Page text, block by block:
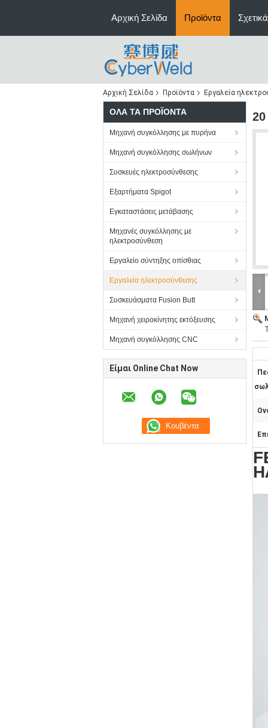
Αρχική Σελίδα Προϊόντα
Αρχική Σελίδα Προϊόντα Εργαλεία
ΌΛΑ ΤΑ ΠΡΟΪΌΝΤΑ
Μηχανή συγκόλλησης με πυρήνα
Μηχανή συγκόλλησης σωλήνων
Συσκευές ηλεκτροσύνθεσης
Εξαρτήματα Spigot
Εγκαταστάσεις μετάβασης
Μηχανές συγκόλλησης με
ηλεκτροσύνθεση
Εργαλείο σύντηξης οπίσθιας
Εργαλεία ηλεκτροσύνθεσης
Συσκευάσματα Fusion Butt
Μηχανή χειροκίνητης εκτόξευσης
Μηχανή συγκόλλησης CNC
Είμαι Online Chat Now